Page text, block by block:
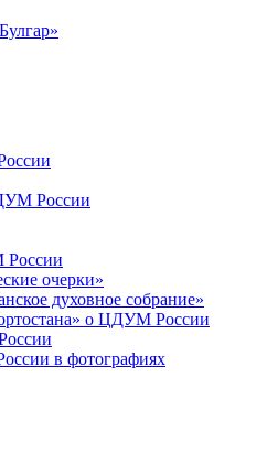
России
очерки»
духовное собрание»
о ЦДУМ России
в фотографиях